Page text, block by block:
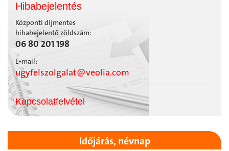
Hibabejelentés
Központi díjmentes
hibabejelentő zöldszám:
06 80 201 198
E-mail:
ugyfelszolgalat@veolia.com
Kapcsolatfelvétel
Időjárás, névnap